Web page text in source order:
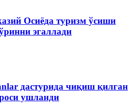
Осиёда туризм ўсиши
эгаллади
дастурида чиқиш қилган
ушланди